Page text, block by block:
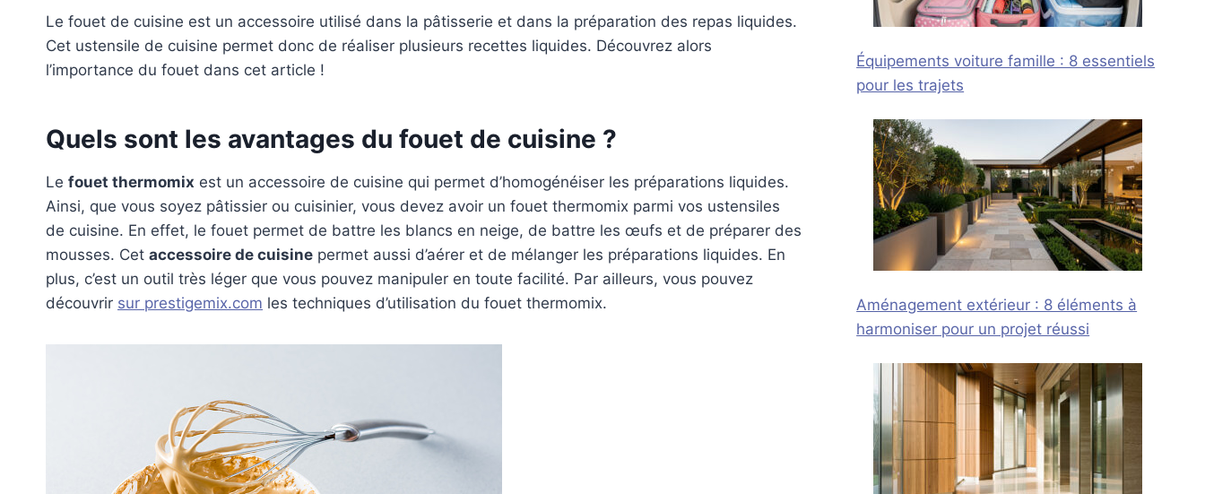
Le fouet de cuisine est un accessoire utilisé dans la pâtisserie et dans la préparation des repas liquides.
Cet ustensile de cuisine permet donc de réaliser plusieurs recettes liquides. Découvrez alors
l’importance du fouet dans cet article !
Quels sont les avantages du fouet de cuisine ?
Le fouet thermomix est un accessoire de cuisine qui permet d’homogénéiser les préparations liquides.
Ainsi, que vous soyez pâtissier ou cuisinier, vous devez avoir un fouet thermomix parmi vos ustensiles
de cuisine. En effet, le fouet permet de battre les blancs en neige, de battre les œufs et de préparer des
mousses. Cet accessoire de cuisine permet aussi d’aérer et de mélanger les préparations liquides. En
plus, c’est un outil très léger que vous pouvez manipuler en toute facilité. Par ailleurs, vous pouvez
découvrir sur prestigemix.com les techniques d’utilisation du fouet thermomix.
Équipements voiture famille : 8 essentiels
pour les trajets
Aménagement extérieur : 8 éléments à
harmoniser pour un projet réussi